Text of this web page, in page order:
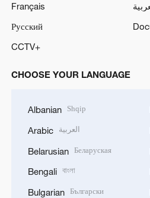
Français
Русский
CCTV+
CHOOSE YOUR LANGUAGE
Albanian Shqip
Arabic العربية
Belarusian Беларуская
Bengali বাংলা
Bulgarian Български